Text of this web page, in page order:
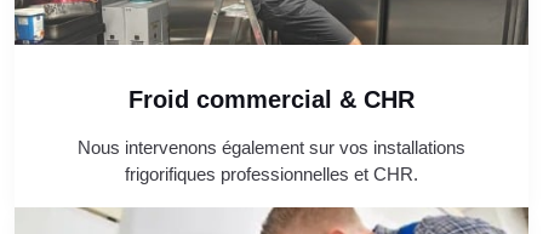
Froid commercial & CHR
Nous intervenons également sur vos installations
frigorifiques professionnelles et CHR.